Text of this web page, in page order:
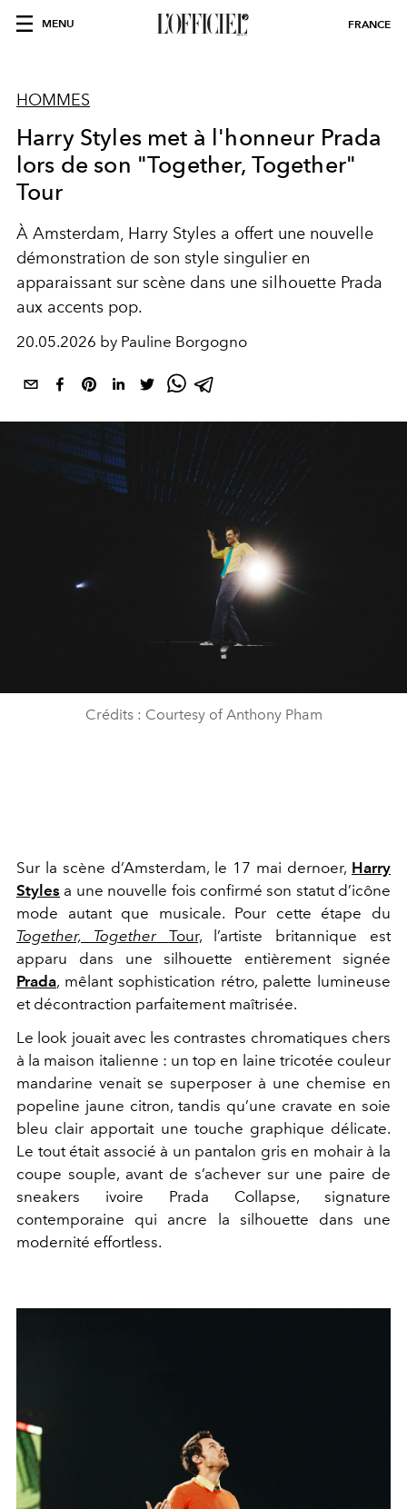
MENU FRANCE
HOMMES
Harry Styles met à l'honneur Prada
lors de son "Together, Together"
Tour
À Amsterdam, Harry Styles a offert une nouvelle
démonstration de son style singulier en
apparaissant sur scène dans une silhouette Prada
aux accents pop.
20.05.2026 by Pauline Borgogno
Crédits : Courtesy of Anthony Pham
Sur la scène d’Amsterdam, le 17 mai dernoer, Harry
Styles a une nouvelle fois confirmé son statut d’icône
mode autant que musicale. Pour cette étape du
Together, Together Tour,l’artiste britannique est
apparu dans une silhouette entièrement signée
Prada, mêlant sophistication rétro, palette lumineuse
et décontraction parfaitement maîtrisée.
Le look jouait avec les contrastes chromatiques chers
à la maison italienne : un top en laine tricotée couleur
mandarine venait se superposer à une chemise en
popeline jaune citron, tandis qu’une cravate en soie
bleu clair apportait une touche graphique délicate.
Le tout était associé à un pantalon gris en mohair à la
coupe souple, avant de s’achever sur une paire de
sneakers ivoire Prada Collapse, signature
contemporaine qui ancre la silhouette dans une
modernité effortless.